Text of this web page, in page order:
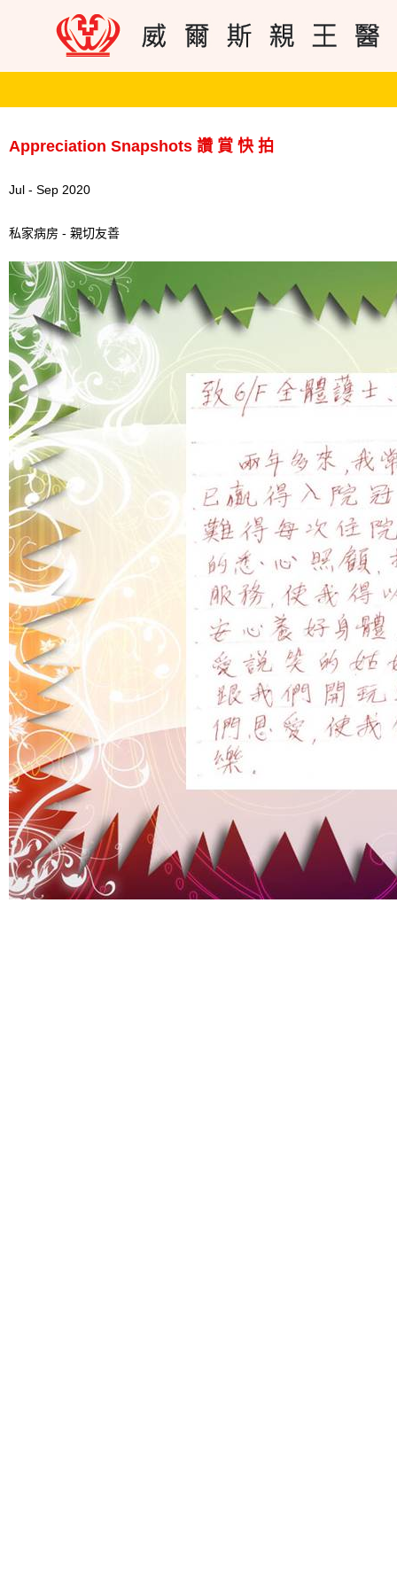
Appreciation Snapshots 讚 賞 快 拍
Jul - Sep 2020
私家病房 - 親切友善